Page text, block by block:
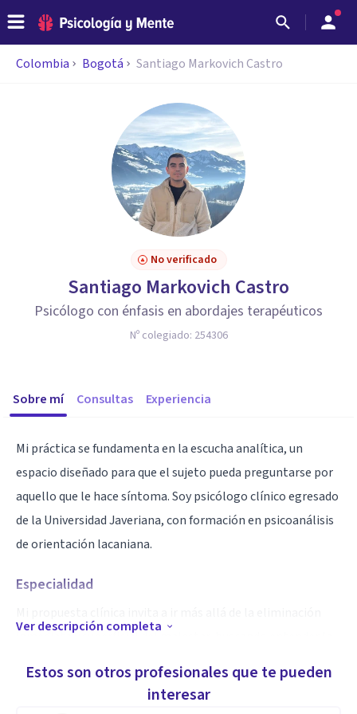
Colombia Bogotá Santiago Markovich Castro
No verificado
Santiago Markovich Castro
Psicólogo con énfasis en abordajes terapéuticos
Nº colegiado: 254306
Sobre mí Consultas Experiencia
Mi práctica se fundamenta en la escucha analítica, un
espacio diseñado para que el sujeto pueda preguntarse por
aquello que le hace síntoma. Soy psicólogo clínico egresado
de la Universidad Javeriana, con formación en psicoanálisis
de orientación lacaniana.
Especialidad
inmediata y superficial del malestar, buscando entender la
de la angustia, las crisis y la repetición, ofrezco un espacio
Ver descripción completa
Estos son otros profesionales que te pueden
interesar